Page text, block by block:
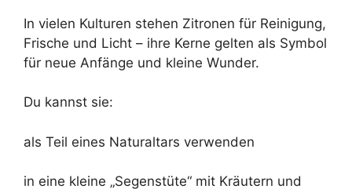
In vielen Kulturen stehen Zitronen für Reinigung,
Frische und Licht – ihre Kerne gelten als Symbol
für neue Anfänge und kleine Wunder.
Du kannst sie:
als Teil eines Naturaltars verwenden
in eine kleine „Segenstüte“ mit Kräutern und